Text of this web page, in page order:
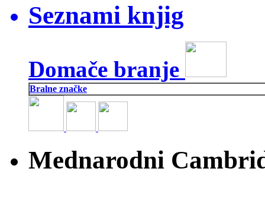
Seznami knjig
Domače branje
Bralne značke
Mednarodni